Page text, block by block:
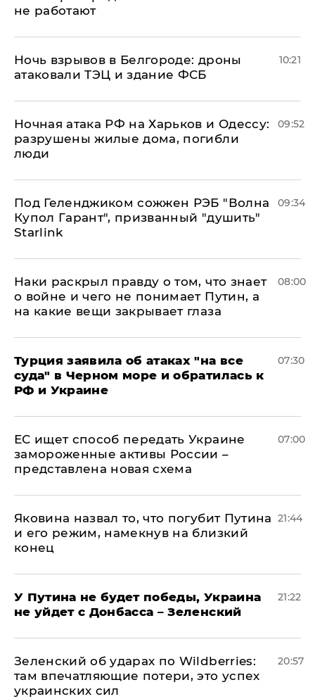
не работают
​Ночь взрывов в Белгороде: дроны
атаковали ТЭЦ и здание ФСБ
10:21
​Ночная атака РФ на Харьков и Одессу:
разрушены жилые дома, погибли
люди
09:52
Под Геленджиком сожжен РЭБ "Волна
Купол Гарант", призванный "душить"
Starlink
09:34
Наки раскрыл правду о том, что знает
о войне и чего не понимает Путин, а
на какие вещи закрывает глаза
08:00
Турция заявила об атаках "на все
суда" в Черном море и обратилась к
РФ и Украине
07:30
ЕС ищет способ передать Украине
замороженные активы России –
представлена новая схема
07:00
Яковина назвал то, что погубит Путина
и его режим, намекнув на близкий
конец
21:44
У Путина не будет победы, Украина
не уйдет с Донбасса – Зеленский
21:22
Зеленский об ударах по Wildberries:
там впечатляющие потери, это успех
украинских сил
20:57